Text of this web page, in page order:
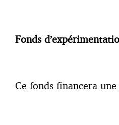
Fonds
Ce fonds financera